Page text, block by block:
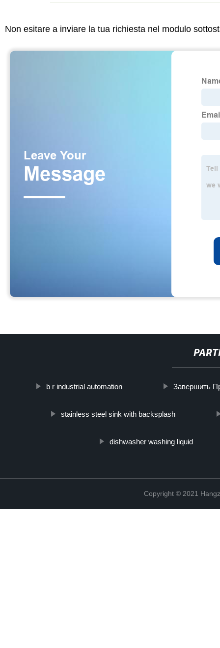
Non esitare a inviare la tua richiesta nel modulo
b r industrial automation Завершить
stainless steel sink with backsplash
dishwasher washing liquid
Copyright © 2021